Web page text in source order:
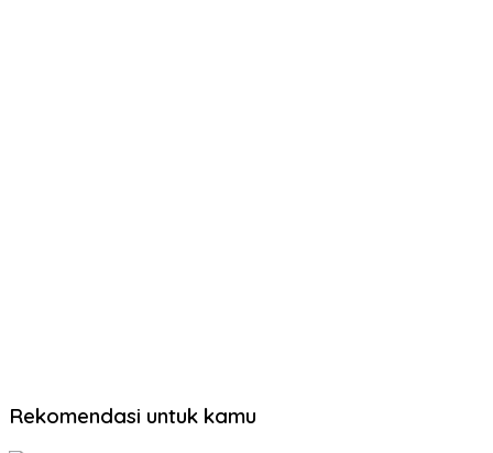
Rekomendasi untuk kamu